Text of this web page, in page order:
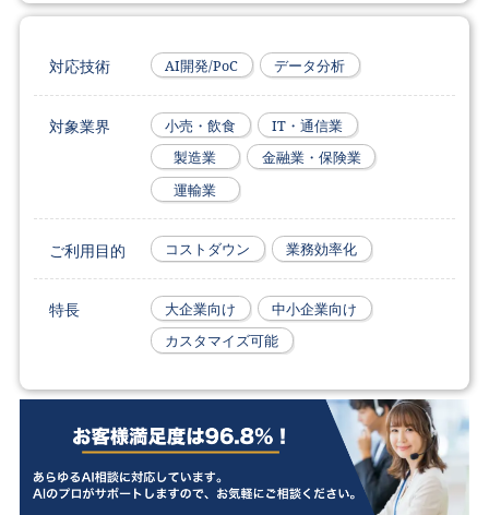
対応技術 AI開発/PoC データ分析
対象業界 小売・飲食
IT・通信業
製造業
金融業・保険業
運輸業
ご利用目的 コストダウン 業務効率化
特長 大企業向け
中小企業向け
カスタマイズ可能